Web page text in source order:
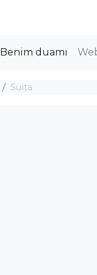
Benim duamı
Suita